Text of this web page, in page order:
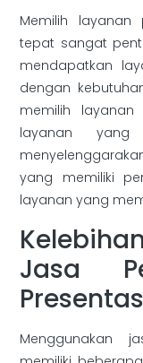
Memilih layanan
tepat sangat
mendapatkan
dengan
memilih layanan
layanan yang
yang memiliki
layanan yang
Jasa
Menggunakan